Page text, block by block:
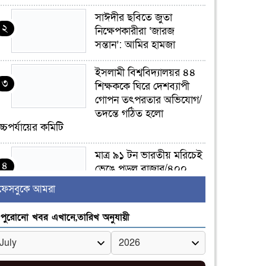
২
সাঈদীর ছবিতে জুতা
নিক্ষেপকারীরা ‘জারজ
সন্তান’: আমির হামজা
৩
ইসলামী বিশ্ববিদ্যালয়র ৪৪
শিক্ষককে ঘিরে দেশব্যাপী
গোপন তৎপরতার অভিযোগ/
তদন্তে গঠিত হলো
কমিটি
৪
মাত্র ৯১ টন ভারতীয় মরিচেই
ভেঙে পড়ল বাজার/৪০০
৫
জুলাই আন্দোলন ছিল
সম্মিলিত, লক্ষ্য হওয়া উচিত
ঐক্য ও রাষ্ট্রগঠন
আমরা
পুরোনো খবর এখানে,তারিখ অনুযায়ী